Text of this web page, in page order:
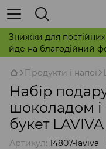
Знижки для
йде на благодійний
Продукти і напої
Набір
шоколадом і
букет LAVIVA
Артикул: 14807-laviva